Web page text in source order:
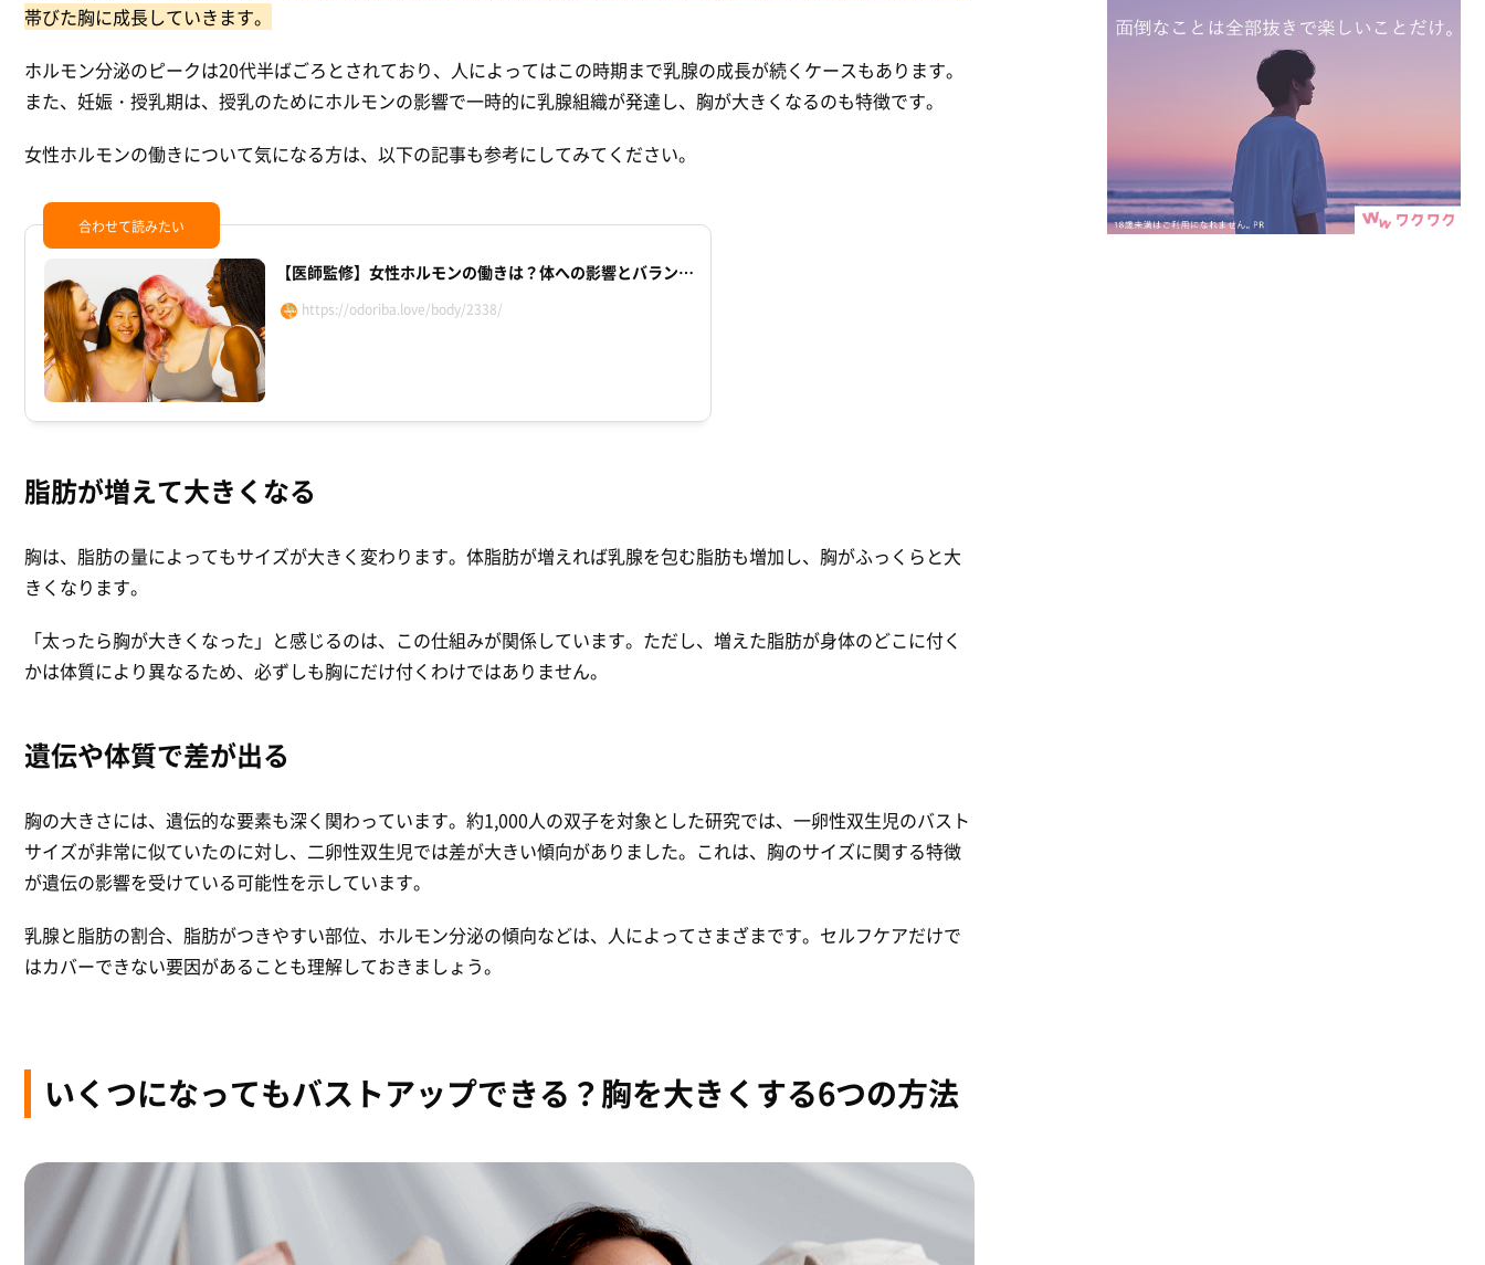
帯びた胸に成長していきます。
ホルモン分泌のピークは20代半ばごろとされており、人によってはこの時期まで乳腺の成長が続くケースもあります。
また、妊娠・授乳期は、授乳のためにホルモンの影響で一時的に乳腺組織が発達し、胸が大きくなるのも特徴です。
女性ホルモンの働きについて気になる方は、以下の記事も参考にしてみてください。
【医師監修】女性ホルモンの働きは？体への影響とバランスを整える方法
https://odoriba.love/body/2338/
脂肪が増えて大きくなる
胸は、脂肪の量によってもサイズが大きく変わります。体脂肪が増えれば乳腺を包む脂肪も増加し、胸がふっくらと大
きくなります。
「太ったら胸が大きくなった」と感じるのは、この仕組みが関係しています。ただし、増えた脂肪が身体のどこに付く
かは体質により異なるため、必ずしも胸にだけ付くわけではありません。
遺伝や体質で差が出る
胸の大きさには、遺伝的な要素も深く関わっています。約1,000人の双子を対象とした研究では、一卵性双生児のバスト
サイズが非常に似ていたのに対し、二卵性双生児では差が大きい傾向がありました。これは、胸のサイズに関する特徴
が遺伝の影響を受けている可能性を示しています。
乳腺と脂肪の割合、脂肪がつきやすい部位、ホルモン分泌の傾向などは、人によってさまざまです。セルフケアだけで
はカバーできない要因があることも理解しておきましょう。
いくつになってもバストアップできる？胸を大きくする6つの方法